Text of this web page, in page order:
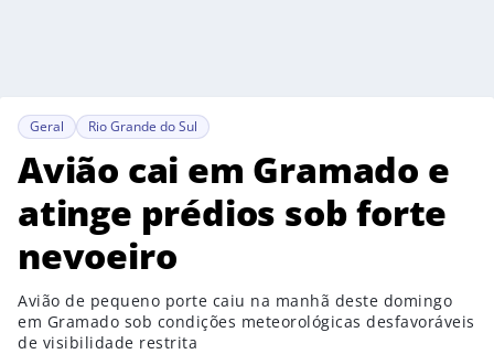
Geral Rio Grande do Sul
Avião cai em Gramado e
atinge prédios sob forte
nevoeiro
Avião de pequeno porte caiu na manhã deste domingo
em Gramado sob condições meteorológicas desfavoráveis
de visibilidade restrita